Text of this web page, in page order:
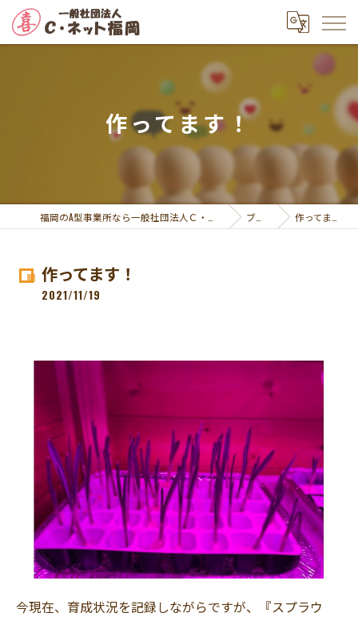
作ってます！
ブログ 作ってます！
作ってます！
2021/11/19
今現在、育成状況を記録しながらですが、『スプラウ